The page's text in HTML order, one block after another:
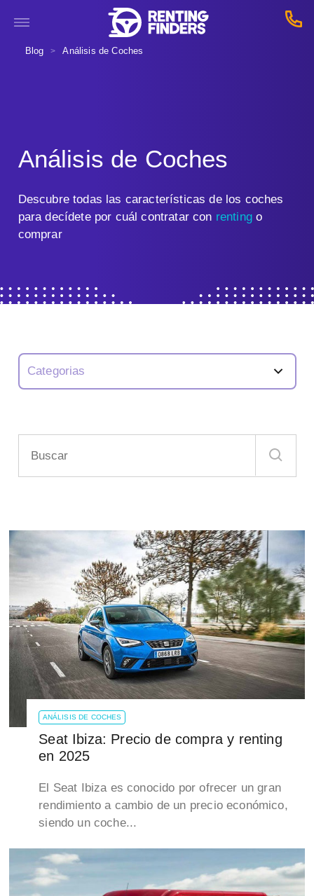
Blog > Análisis de Coches
Análisis de Coches
Descubre todas las características de los coches
para decídete por cuál contratar con renting o
comprar
Categorias
Disfrutar Conduciendo Movilidad Sostenible
ANÁLISIS DE COCHES
Seat Ibiza: Precio de compra y renting
en 2025
El Seat Ibiza es conocido por ofrecer un gran
rendimiento a cambio de un precio económico,
siendo un coche...